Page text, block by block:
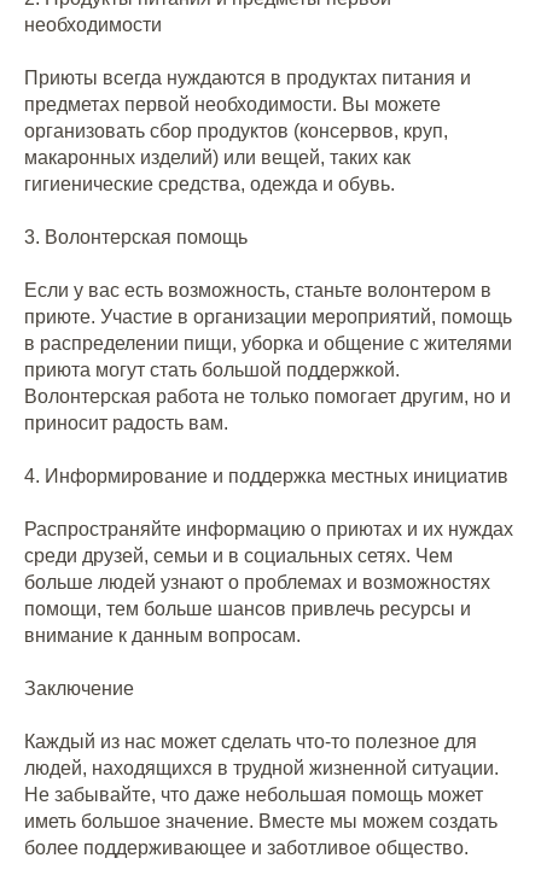
необходимости
Приюты всегда нуждаются в продуктах питания и
предметах первой необходимости. Вы можете
организовать сбор продуктов (консервов, круп,
макаронных изделий) или вещей, таких как
гигиенические средства, одежда и обувь.
3. Волонтерская помощь
Если у вас есть возможность, станьте волонтером в
приюте. Участие в организации мероприятий, помощь
в распределении пищи, уборка и общение с жителями
приюта могут стать большой поддержкой.
Волонтерская работа не только помогает другим, но и
приносит радость вам.
4. Информирование и поддержка местных инициатив
Распространяйте информацию о приютах и их нуждах
среди друзей, семьи и в социальных сетях. Чем
больше людей узнают о проблемах и возможностях
помощи, тем больше шансов привлечь ресурсы и
внимание к данным вопросам.
Заключение
Каждый из нас может сделать что-то полезное для
людей, находящихся в трудной жизненной ситуации.
Не забывайте, что даже небольшая помощь может
иметь большое значение. Вместе мы можем создать
более поддерживающее и заботливое общество.